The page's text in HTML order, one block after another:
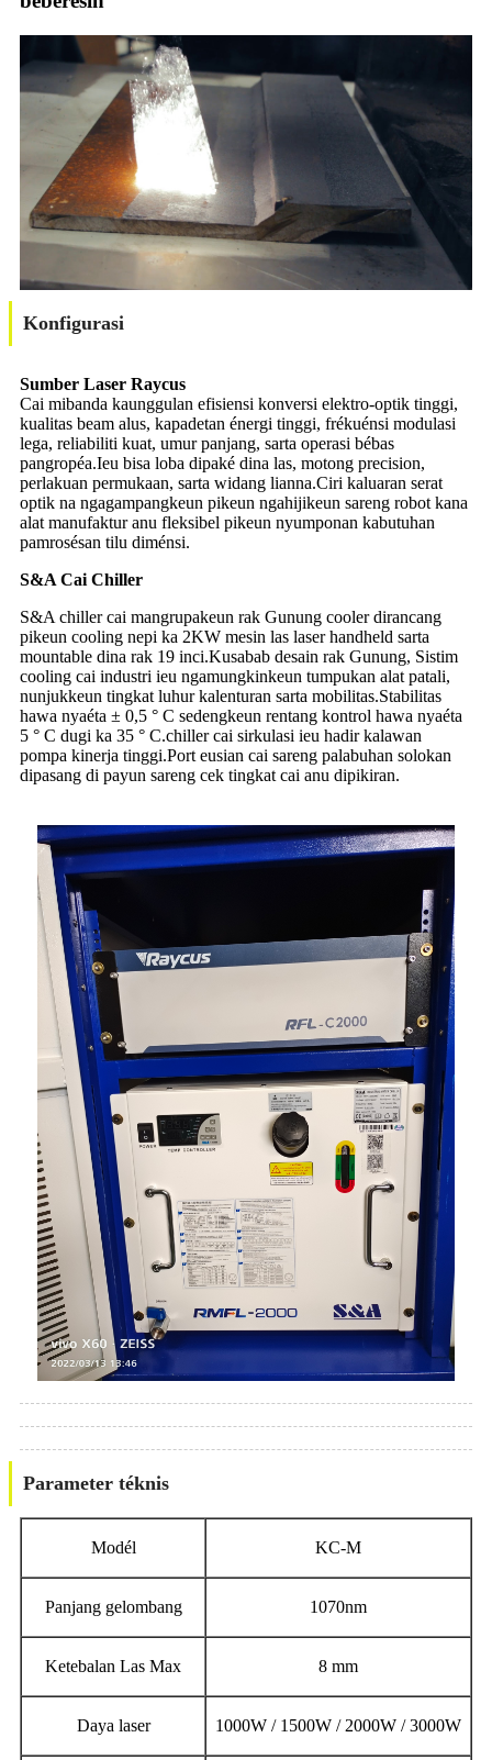
Konfigurasi
Sumber Laser Raycus
Cai mibanda kaunggulan efisiensi konversi elektro-optik tinggi,
kualitas beam alus, kapadetan énergi tinggi, frékuénsi modulasi
lega, reliabiliti kuat, umur panjang, sarta operasi bébas
pangropéa.Ieu bisa loba dipaké dina las, motong precision,
perlakuan permukaan, sarta widang lianna.Ciri kaluaran serat
optik na ngagampangkeun pikeun ngahijikeun sareng robot kana
alat manufaktur anu fleksibel pikeun nyumponan kabutuhan
pamrosésan tilu diménsi.
S&A Cai Chiller
S&A chiller cai mangrupakeun rak Gunung cooler dirancang
pikeun cooling nepi ka 2KW mesin las laser handheld sarta
mountable dina rak 19 inci.Kusabab desain rak Gunung, Sistim
cooling cai industri ieu ngamungkinkeun tumpukan alat patali,
nunjukkeun tingkat luhur kalenturan sarta mobilitas.Stabilitas
hawa nyaéta ± 0,5 ° C sedengkeun rentang kontrol hawa nyaéta
5 ° C dugi ka 35 ° C.chiller cai sirkulasi ieu hadir kalawan
pompa kinerja tinggi.Port eusian cai sareng palabuhan solokan
dipasang di payun sareng cek tingkat cai anu dipikiran.
Parameter téknis
Modél KC-M
Panjang gelombang 1070nm
Ketebalan Las Max 8 mm
Daya laser 1000W / 1500W / 2000W / 3000W